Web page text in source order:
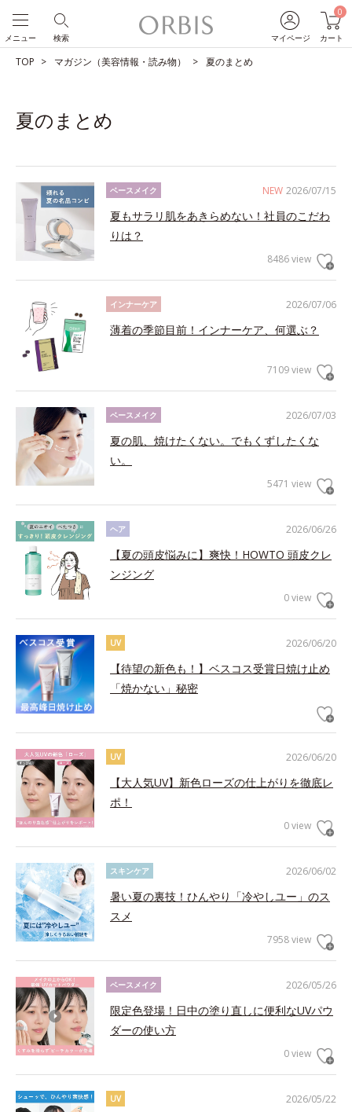
マイページ
0
カート
検索
メニュー
TOP マガジン（美容情報・読み物） 夏のまとめ
夏のまとめ
NEW 2026/07/15
ベースメイク
夏もサラリ肌をあきらめない！社員のこだわ
りは？
8486 view
2026/07/06
インナーケア
薄着の季節目前！インナーケア、何選ぶ？
7109 view
2026/07/03
ベースメイク
夏の肌、焼けたくない。でもくずしたくな
い。
5471 view
2026/06/26
ヘア
【夏の頭皮悩みに】爽快！HOWTO 頭皮クレ
ンジング
0 view
2026/06/20
UV
【待望の新色も！】ベスコス受賞日焼け止め
「焼かない」秘密
2026/06/20
UV
【大人気UV】新色ローズの仕上がりを徹底レ
ポ！
0 view
2026/06/02
スキンケア
暑い夏の裏技！ひんやり「冷やしユー」のス
スメ
7958 view
2026/05/26
ベースメイク
限定色登場！日中の塗り直しに便利なUVパウ
ダーの使い方
0 view
2026/05/22
UV